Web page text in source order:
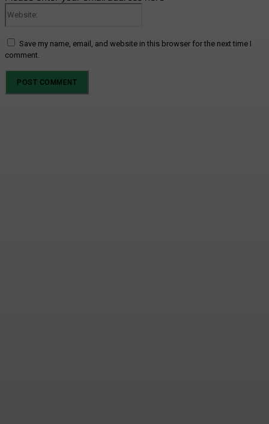
Save my name, email, and website in this browser for the next time I
comment.